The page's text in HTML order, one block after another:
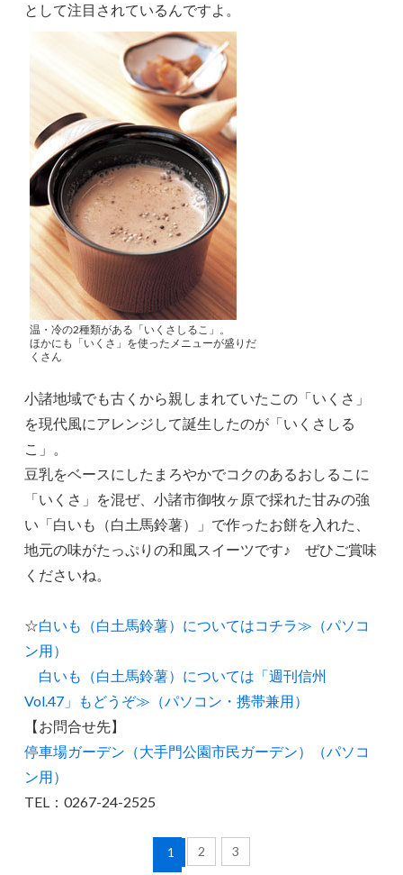
として注目されているんですよ。
温・冷の2種類がある「いくさしるこ」。
ほかにも「いくさ」を使ったメニューが盛りだ
くさん
小諸地域でも古くから親しまれていたこの「いくさ」
を現代風にアレンジして誕生したのが「いくさしる
こ」。
豆乳をベースにしたまろやかでコクのあるおしるこに
「いくさ」を混ぜ、小諸市御牧ヶ原で採れた甘みの強
い「白いも（白土馬鈴薯）」で作ったお餅を入れた、
地元の味がたっぷりの和風スイーツです♪ ぜひご賞味
くださいね。
☆白いも（白土馬鈴薯）についてはコチラ≫（パソコ
ン用）
白いも（白土馬鈴薯）については「週刊信州
Vol.47」もどうぞ≫（パソコン・携帯兼用）
【お問合せ先】
停車場ガーデン（大手門公園市民ガーデン）（パソコ
ン用）
TEL：0267-24-2525
1 2 3